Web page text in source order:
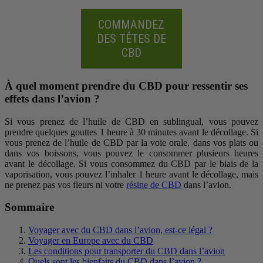
COMMANDEZ
DES TÊTES DE
CBD
À quel moment prendre du CBD pour ressentir ses
effets dans l’avion ?
Si vous prenez de l’huile de CBD en sublingual, vous pouvez
prendre quelques gouttes 1 heure à 30 minutes avant le décollage. Si
vous prenez de l’huile de CBD par la voie orale, dans vos plats ou
dans vos boissons, vous pouvez le consommer plusieurs heures
avant le décollage. Si vous consommez du CBD par le biais de la
vaporisation, vous pouvez l’inhaler 1 heure avant le décollage, mais
ne prenez pas vos fleurs ni votre résine de CBD dans l’avion.
Sommaire
Voyager avec du CBD dans l’avion, est-ce légal ?
Voyager en Europe avec du CBD
Les conditions pour transporter du CBD dans l’avion